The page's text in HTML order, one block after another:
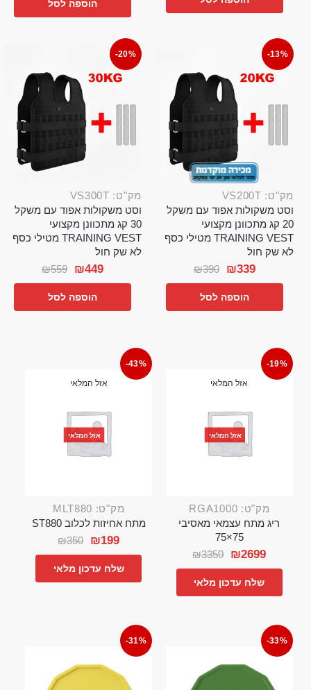
הוספה לסל
-13%
מק"ט: VS200T
וסט משקולות אפוד עם משקל
20 קג מתכוונן מקצועי
TRAINING VEST מטילי כסף
לא שק חול
₪390 ₪339
הוספה לסל
-20%
מק"ט: VS300T
וסט משקולות אפוד עם משקל
30 קג מתכוונן מקצועי
TRAINING VEST מטילי כסף
לא שק חול
₪559 ₪449
הוספה לסל
-19%
אזל המלאי
אזל המלאי
מק"ט: RGA1000
ריג מתח עצמאי מאסיבי
75×75
₪3350 ₪2699
שלח עדכון מלאי
-43%
אזל המלאי
אזל המלאי
מק"ט: MLT880
מתח אחיזות לכלוב ST880
₪350 ₪199
שלח עדכון מלאי
-33%
-31%